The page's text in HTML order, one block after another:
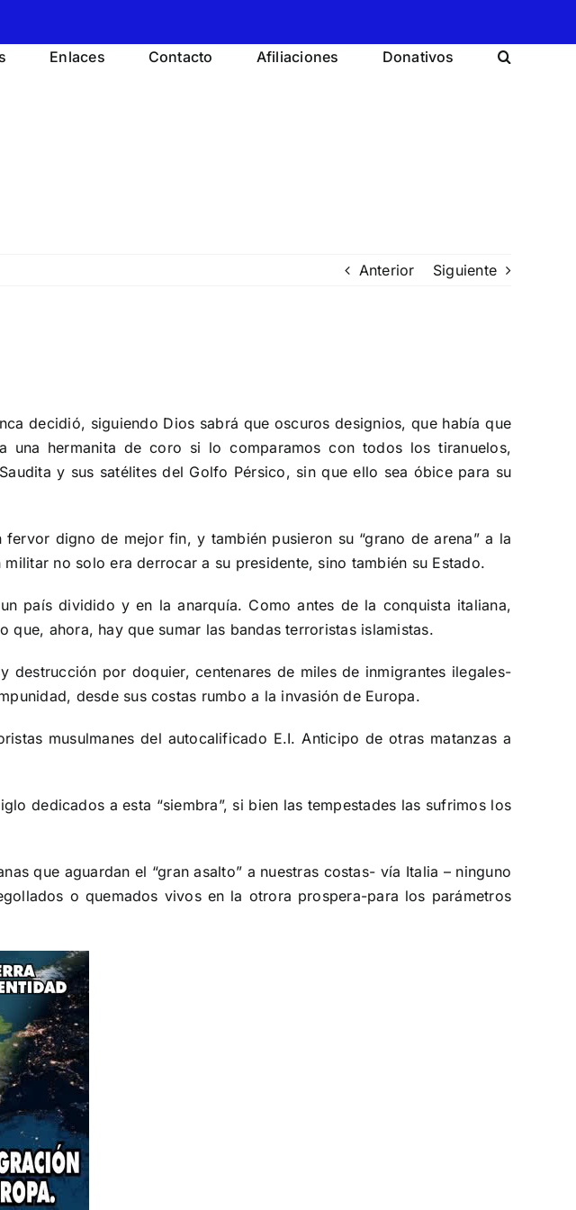
Enlaces Contacto Afiliaciones Donativos
Anterior Siguiente
decidió, siguiendo Dios sabrá que oscuros designios, que había que
hermanita de coro si lo comparamos con todos los tiranuelos,
y sus satélites del Golfo Pérsico, sin que ello sea óbice para su
digno de mejor fin, y también pusieron su “grano de arena” a la
no solo era derrocar a su presidente, sino también su Estado.
país dividido y en la anarquía. Como antes de la conquista italiana,
ahora, hay que sumar las bandas terroristas islamistas.
destrucción por doquier, centenares de miles de inmigrantes ilegales-
desde sus costas rumbo a la invasión de Europa.
musulmanes del autocalificado E.I. Anticipo de otras matanzas a
dedicados a esta “siembra”, si bien las tempestades las sufrimos los
que aguardan el “gran asalto” a nuestras costas- vía Italia – ninguno
o quemados vivos en la otrora prospera-para los parámetros